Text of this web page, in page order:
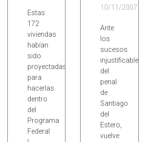
Estas
172
viviendas
habían
sido
proyectadas
para
hacerlas
dentro
del
Programa
Federal
10/11/2007
Ante
los
sucesos
injustificables
del
penal
de
Santiago
del
Estero,
vuelve